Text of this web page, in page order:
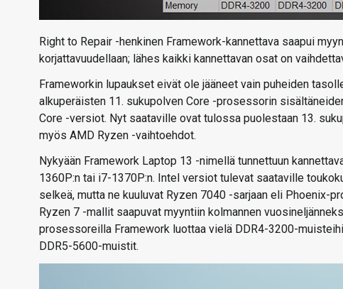
Right to Repair -henkinen Framework-kannettava saapui
korjattavuudellaan; lähes kaikki kannettavan osat on
Frameworkin lupaukset eivät ole jääneet vain puheiden
alkuperäisten 11. sukupolven Core -prosessorin
Core -versiot. Nyt saataville ovat tulossa puolestaan 13.
myös AMD Ryzen -vaihtoehdot.
Nykyään Framework Laptop 13 -nimellä tunnettuun
1360P:n tai i7-1370P:n. Intel versiot tulevat saataville
selkeä, mutta ne kuuluvat Ryzen 7040 -sarjaan eli Phoenix-
Ryzen 7 -mallit saapuvat myyntiin kolmannen
prosessoreilla Framework luottaa vielä DDR4-3200-
DDR5-5600-muistit.